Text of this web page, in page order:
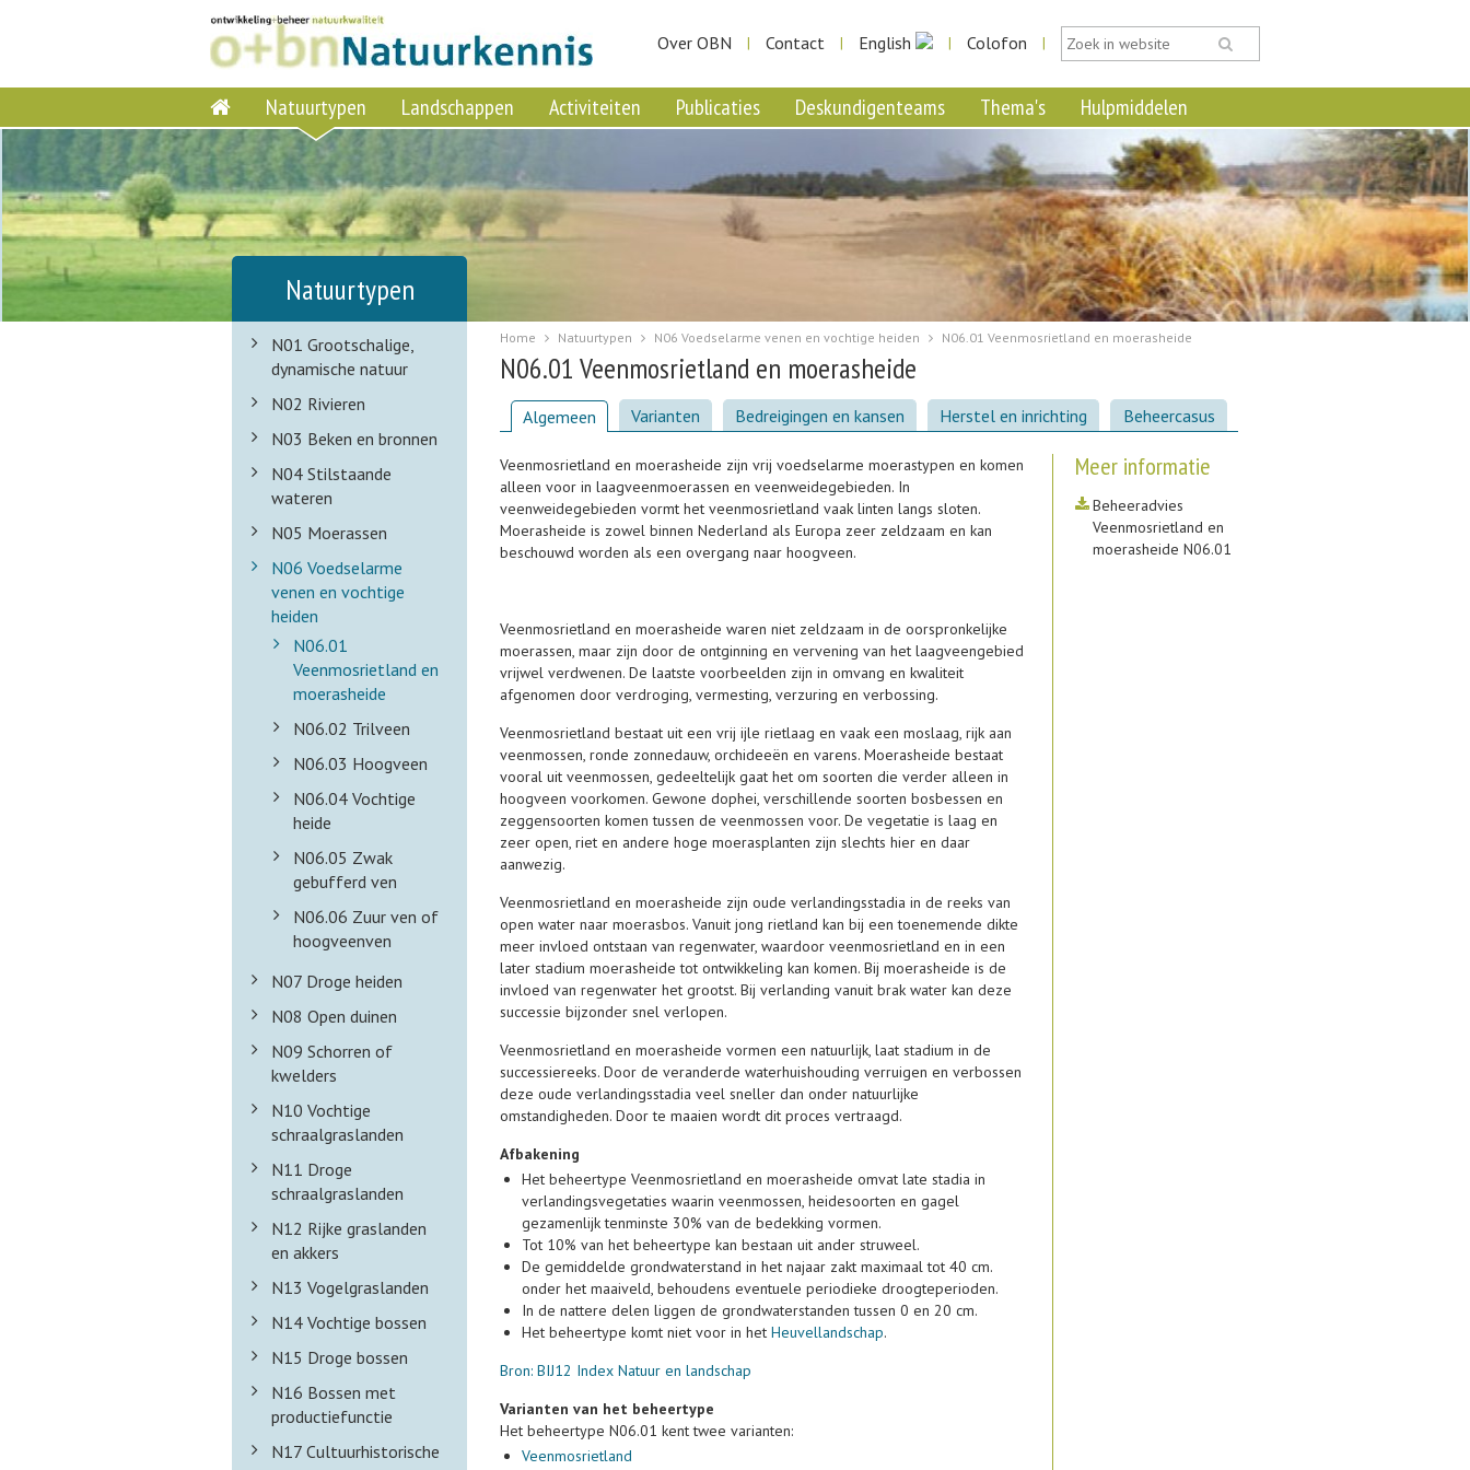
Over OBN | Contact | English | Colofon |
Natuurtypen Landschappen Activiteiten Publicaties Deskundigenteams Thema's Hulpmiddelen
Natuurtypen
N01 Grootschalige,
dynamische natuur
N02 Rivieren
N03 Beken en bronnen
N04 Stilstaande
wateren
N05 Moerassen
N06 Voedselarme
venen en vochtige
heiden
N06.01
Veenmosrietland en
moerasheide
N06.02 Trilveen
N06.03 Hoogveen
N06.04 Vochtige
heide
N06.05 Zwak
gebufferd ven
N06.06 Zuur ven of
hoogveenven
N07 Droge heiden
N08 Open duinen
N09 Schorren of
kwelders
N10 Vochtige
schraalgraslanden
N11 Droge
schraalgraslanden
N12 Rijke graslanden
en akkers
N13 Vogelgraslanden
N14 Vochtige bossen
N15 Droge bossen
N16 Bossen met
productiefunctie
N17 Cultuurhistorische
Home Natuurtypen N06 Voedselarme venen en vochtige heiden N06.01 Veenmosrietland en moerasheide
N06.01 Veenmosrietland en moerasheide
Algemeen Varianten Bedreigingen en kansen Herstel en inrichting Beheercasus
Veenmosrietland en moerasheide zijn vrij voedselarme moerastypen en komen
alleen voor in laagveenmoerassen en veenweidegebieden. In
veenweidegebieden vormt het veenmosrietland vaak linten langs sloten.
Moerasheide is zowel binnen Nederland als Europa zeer zeldzaam en kan
beschouwd worden als een overgang naar hoogveen.
Veenmosrietland en moerasheide waren niet zeldzaam in de oorspronkelijke
moerassen, maar zijn door de ontginning en vervening van het laagveengebied
vrijwel verdwenen. De laatste voorbeelden zijn in omvang en kwaliteit
afgenomen door verdroging, vermesting, verzuring en verbossing.
Veenmosrietland bestaat uit een vrij ijle rietlaag en vaak een moslaag, rijk aan
veenmossen, ronde zonnedauw, orchideeën en varens. Moerasheide bestaat
vooral uit veenmossen, gedeeltelijk gaat het om soorten die verder alleen in
hoogveen voorkomen. Gewone dophei, verschillende soorten bosbessen en
zeggensoorten komen tussen de veenmossen voor. De vegetatie is laag en
zeer open, riet en andere hoge moerasplanten zijn slechts hier en daar
aanwezig.
Veenmosrietland en moerasheide zijn oude verlandingsstadia in de reeks van
open water naar moerasbos. Vanuit jong rietland kan bij een toenemende dikte
meer invloed ontstaan van regenwater, waardoor veenmosrietland en in een
later stadium moerasheide tot ontwikkeling kan komen. Bij moerasheide is de
invloed van regenwater het grootst. Bij verlanding vanuit brak water kan deze
successie bijzonder snel verlopen.
Veenmosrietland en moerasheide vormen een natuurlijk, laat stadium in de
successiereeks. Door de veranderde waterhuishouding verruigen en verbossen
deze oude verlandingsstadia veel sneller dan onder natuurlijke
omstandigheden. Door te maaien wordt dit proces vertraagd.
Afbakening
Het beheertype Veenmosrietland en moerasheide omvat late stadia in
verlandingsvegetaties waarin veenmossen, heidesoorten en gagel
gezamenlijk tenminste 30% van de bedekking vormen.
Tot 10% van het beheertype kan bestaan uit ander struweel.
De gemiddelde grondwaterstand in het najaar zakt maximaal tot 40 cm.
onder het maaiveld, behoudens eventuele periodieke droogteperioden.
In de nattere delen liggen de grondwaterstanden tussen 0 en 20 cm.
Het beheertype komt niet voor in het Heuvellandschap.
Bron: BIJ12 Index Natuur en landschap
Varianten van het beheertype
Het beheertype N06.01 kent twee varianten:
Veenmosrietland
Meer informatie
Beheeradvies
Veenmosrietland en
moerasheide N06.01